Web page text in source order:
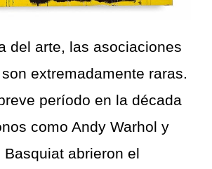
del arte, las asociaciones
extremadamente raras.
período en la década
como Andy Warhol y
abrieron el